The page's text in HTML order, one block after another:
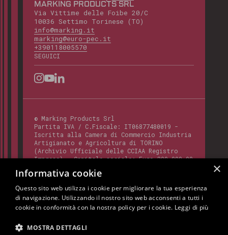
MARKING PRODUCTS SRL
Via Vittime delle Foibe 20/C
10036 Settimo Torinese (TO)
info@marking.it
marking@euro-pec.it
+390118005570
SEGUICI
© Marking Products Srl
Partita IVA / C.Fiscale: IT06877480019 -
Iscritta alla Camera di Commercio Industria
Artigianato e Agricoltura di TORINO
(Archivio Ufficiale delle CCIAA Registro
Imprese) - Capitale sociale: Euro 300.000,00
Questo sito è protetto da Google reCAPTCHA
×
Informativa cookie
Questo sito web utilizza i cookie per migliorare la tua esperienza
di navigazione. Utilizzando il nostro sito web acconsenti a tutti i
cookie in conformità con la nostra policy per i cookie. Leggi di più
MOSTRA DETTAGLI